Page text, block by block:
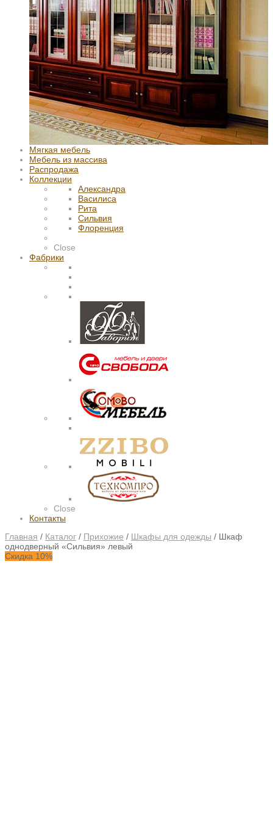
Мягкая мебель
Мебель из массива
Распродажа
Коллекции
Александра
Василиса
Рита
Сильвия
Флоренция
Close
Фабрики
Close
Контакты
Главная / Каталог / Прихожие / Шкафы для одежды / Шкаф
однодверный «Сильвия» левый
Скидка 10%